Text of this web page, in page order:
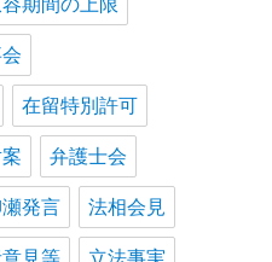
在留特別許可
弁護士会
発言 法相会見